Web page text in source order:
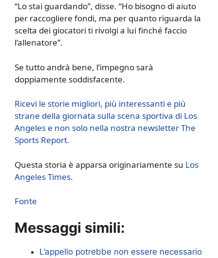
“Lo stai guardando”, disse. “Ho bisogno di aiuto
per raccogliere fondi, ma per quanto riguarda la
scelta dei giocatori ti rivolgi a lui finché faccio
l’allenatore”.
Se tutto andrà bene, l’impegno sarà
doppiamente soddisfacente.
Ricevi le storie migliori, più interessanti e più
strane della giornata sulla scena sportiva di Los
Angeles e non solo nella nostra newsletter The
Sports Report.
Questa storia è apparsa originariamente su Los
Angeles Times.
Fonte
Messaggi simili:
L’appello potrebbe non essere necessario